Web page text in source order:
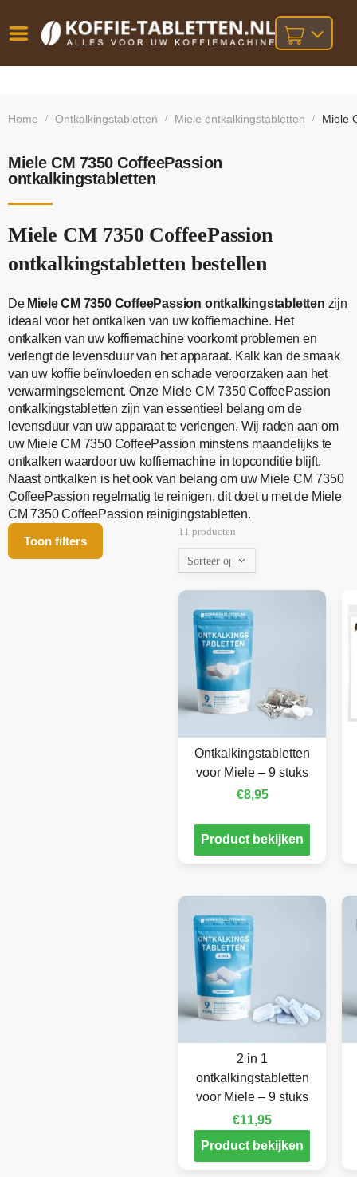
besteld,
bij orders
Home / Ontkalkingstabletten / Miele ontkalkingstabletten / Miele
Miele CM 7350 CoffeePassion
ontkalkingstabletten
Miele CM 7350 CoffeePassion
ontkalkingstabletten bestellen
De Miele CM 7350 CoffeePassion ontkalkingstabletten zijn
ideaal voor het ontkalken van uw koffiemachine. Het
ontkalken van uw koffiemachine voorkomt problemen en
verlengt de levensduur van het apparaat. Kalk kan de smaak
van uw koffie beïnvloeden en schade veroorzaken aan het
verwarmingselement. Onze Miele CM 7350 CoffeePassion
ontkalkingstabletten zijn van essentieel belang om de
levensduur van uw apparaat te verlengen. Wij raden aan om
uw Miele CM 7350 CoffeePassion minstens maandelijks te
ontkalken waardoor uw koffiemachine in topconditie blijft.
Naast ontkalken is het ook van belang om uw Miele CM 7350
CoffeePassion regelmatig te reinigen, dit doet u met de Miele
CM 7350 CoffeePassion reinigingstabletten.
Toon filters
11 producten
Ontkalkingstabletten
voor Miele – 9 stuks
€8,95
Product bekijken
2 in 1
ontkalkingstabletten
voor Miele – 9 stuks
€11,95
Product bekijken